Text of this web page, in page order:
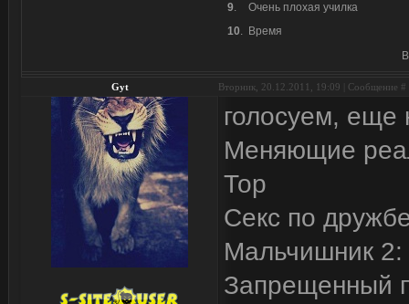
9.
Очень плохая училка
10. Время
Gyt Вторник, 20.12.2011, 19:09 | Сообщение #
голосуем,
Меняющие
Тор
Секс по
Мальчишник 2:
Запрещенный